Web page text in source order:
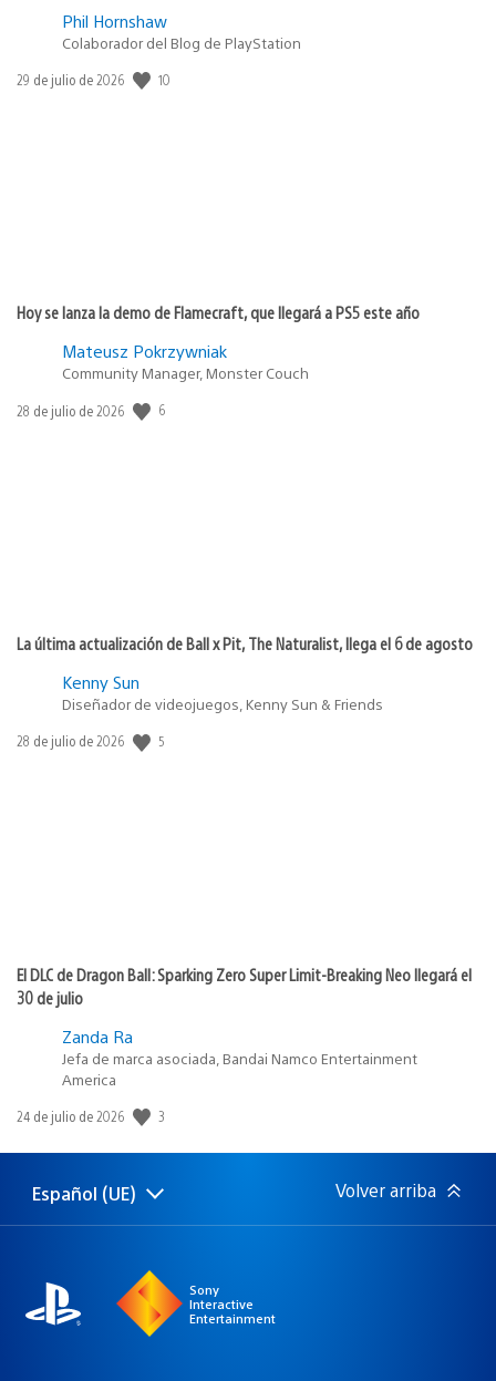
Phil Hornshaw
Colaborador del Blog de PlayStation
Fecha
29 de julio de 2026 10
Hoy se lanza la demo de Flamecraft, que llegará a PS5 este año
Mateusz Pokrzywniak
Community Manager, Monster Couch
Fecha
28 de julio de 2026 6
La última actualización de Ball x Pit, The Naturalist, llega el 6 de agosto
Kenny Sun
Diseñador de videojuegos, Kenny Sun & Friends
Fecha
28 de julio de 2026 5
El DLC de Dragon Ball: Sparking Zero Super Limit-Breaking Neo llegará el
30 de julio
Zanda Ra
Jefa de marca asociada, Bandai Namco Entertainment
America
Fecha
publicación:
24 de julio de 2026 3
Selecciona
Región
Español (UE) Volver arriba
Sony
Interactive
Entertainment